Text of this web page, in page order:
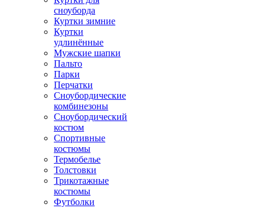
сноуборда
Куртки зимние
Куртки
удлинённые
Мужские шапки
Пальто
Парки
Перчатки
Сноубордические
комбинезоны
Сноубордический
костюм
Спортивные
костюмы
Термобелье
Толстовки
Трикотажные
костюмы
Футболки